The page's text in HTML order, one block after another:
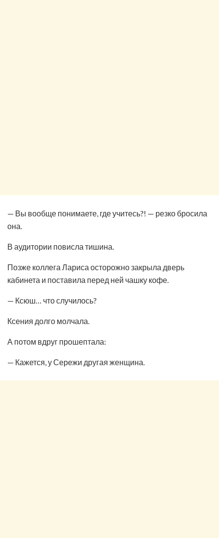
— Вы вообще понимаете, где учитесь?! — резко бросила
она.
В аудитории повисла тишина.
Позже коллега Лариса осторожно закрыла дверь
кабинета и поставила перед ней чашку кофе.
— Ксюш… что случилось?
Ксения долго молчала.
А потом вдруг прошептала:
— Кажется, у Сережи другая женщина.